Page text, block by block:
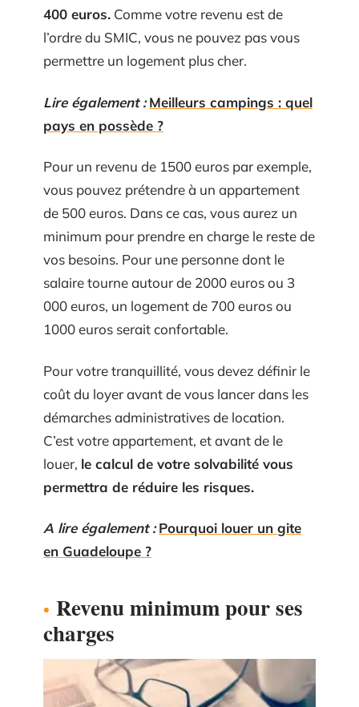
400 euros. Comme votre revenu est de
l’ordre du SMIC, vous ne pouvez pas vous
permettre un logement plus cher.
Lire également : Meilleurs campings : quel
pays en possède ?
Pour un revenu de 1500 euros par exemple,
vous pouvez prétendre à un appartement
de 500 euros. Dans ce cas, vous aurez un
minimum pour prendre en charge le reste de
vos besoins. Pour une personne dont le
salaire tourne autour de 2000 euros ou 3
000 euros, un logement de 700 euros ou
1000 euros serait confortable.
Pour votre tranquillité, vous devez définir le
coût du loyer avant de vous lancer dans les
démarches administratives de location.
C’est votre appartement, et avant de le
louer, le calcul de votre solvabilité vous
permettra de réduire les risques.
A lire également : Pourquoi louer un gite
en Guadeloupe ?
Revenu minimum pour ses
charges